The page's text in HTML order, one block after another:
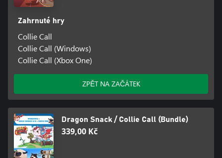
Zahrnuté hry
Collie Call
Collie Call (Windows)
Collie Call (Xbox One)
ZPĚT NA ZAČÁTEK
Dragon Snack / Collie Call (Bundle)
339,00 Kč